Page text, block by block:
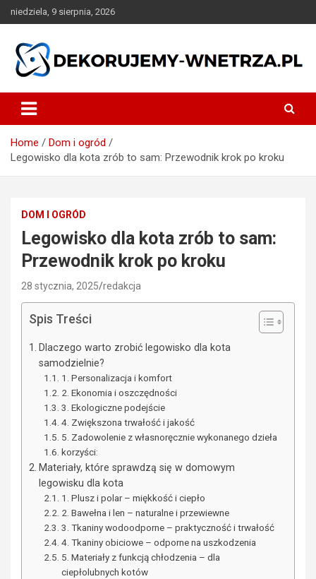
Skip
to
niedziela, 9 sierpnia, 2026
dekorujemy-wnetrza.pl
Home
Dom i ogród
Legowisko dla kota zrób to sam: Przewodnik krok po kroku
DOM I OGRÓD
Legowisko dla kota zrób to sam:
Przewodnik krok po kroku
28 stycznia, 2025 redakcja
Spis Treści
Dlaczego warto zrobić legowisko dla kota
samodzielnie?
1. Personalizacja i komfort
2. Ekonomia i oszczędności
3. Ekologiczne podejście
4. Zwiększona trwałość i jakość
5. Zadowolenie z własnoręcznie wykonanego dzieła
korzyści:
Materiały, które sprawdzą się w domowym
legowisku dla kota
1. Plusz i polar – miękkość i ciepło
2. Bawełna i len – naturalne i przewiewne
3. Tkaniny wodoodporne – praktyczność i trwałość
4. Tkaniny obiciowe – odporne na uszkodzenia
5. Materiały z funkcją chłodzenia – dla
ciepłolubnych kotów